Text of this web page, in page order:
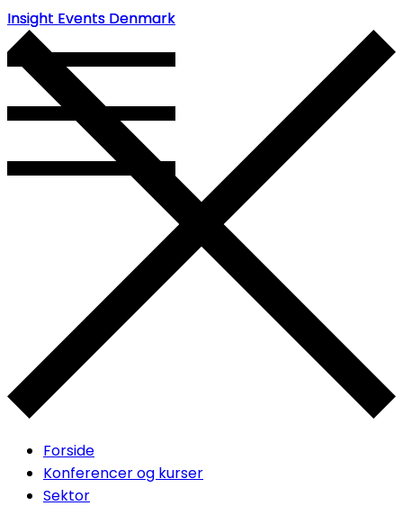
Insight Events Denmark
Insight Events Denmark
Forside
Konferencer og kurser
Sektor